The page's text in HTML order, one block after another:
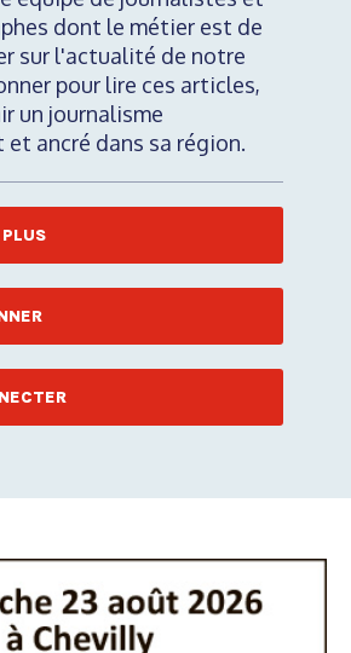
dont le métier est de
sur l'actualité de notre
pour lire ces articles,
un journalisme
et ancré dans sa région.